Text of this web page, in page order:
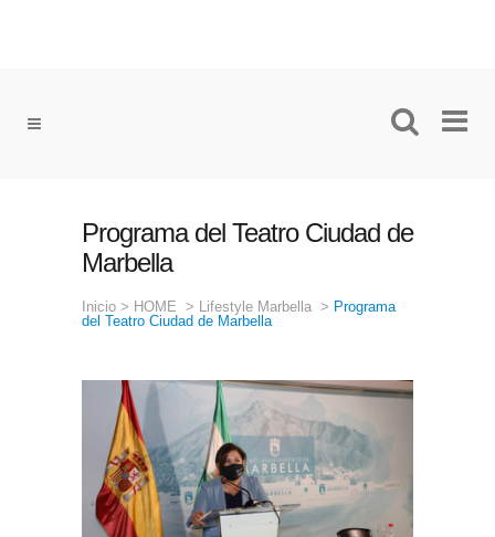
Programa del Teatro Ciudad de
Marbella
Inicio > HOME > Lifestyle Marbella > Programa
del Teatro Ciudad de Marbella